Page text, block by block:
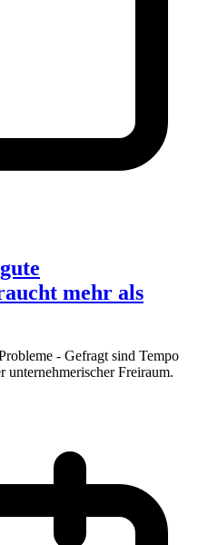
mehr als
- Gefragt sind Tempo
unternehmerischer Freiraum.